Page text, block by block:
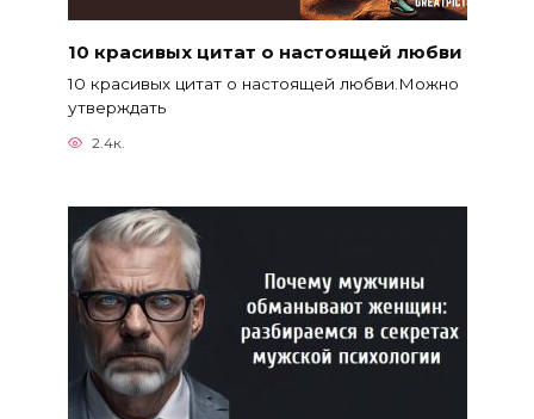
10 красивых цитат о настоящей любви
10 красивых цитат о настоящей любви.Можно
утверждать
2.4к.